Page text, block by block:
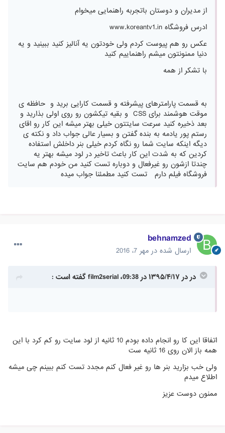
از مدیران و دوستان باتجربه راهنمایی میخوام
ادرس فروشگاه www.koreantv1.in
عکس رو هم پیوست کردم ولی خودتون یه آنالیز کنید ببینید و یه
دنیا ممنونتون میشم راهنماییم کنید
با تشکر از همه
به قسمت پارامترهای پیشرفته و قسمت کارایی برید و حافظه ی
موقت هوشمند برای CSS و بقیه تیکشون رو روی اولی بذارید و
بعد ذخیره کنید سرعت سایتتون خیلی بهتر میشه این کار رو اقای
رستم پور یادمه به بنده گفتن و بسیار عالی جواب داد و نکته ی
دیگه اینکه سایت شما رو نگاه کردم خیلی بنر داخلش استفاده
کردین که به شدت این کار باعث تاخیر در لود میشه بهتر یه
چندتا ازشون رو غیرفعال و دوباره تست کنید من خودم هم سایت
فروشگاه فیلم دارم تست کنید مطمئنا جواب میده
behnamzed
ارسال شده در مهر 7، 2016
در در ۱۳۹۵/۴/۱۷ در 09:38، film2serial گفته است :
اتفاقا این کا رو انجام داده بودم 10 ثانیه از لود سایت رو کم کرد با این
همه باز الان روی 16 ثانیه ست
ولی خب بزارید بنر ها رو غیر فعال کنم مجدد تست کنم ببینم چی میشه
اطلاع میدم
ممنون دوست عزیز